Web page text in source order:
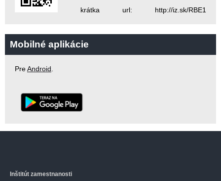
krátka url: http://iz.sk/RBE1
Mobilné aplikácie
PreAndroid
Inštitút zamestnanosti